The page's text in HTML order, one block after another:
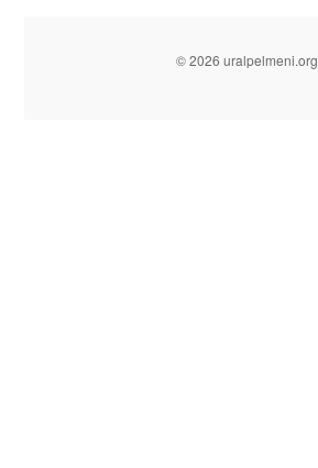
© 2026 uralpelmeni.org